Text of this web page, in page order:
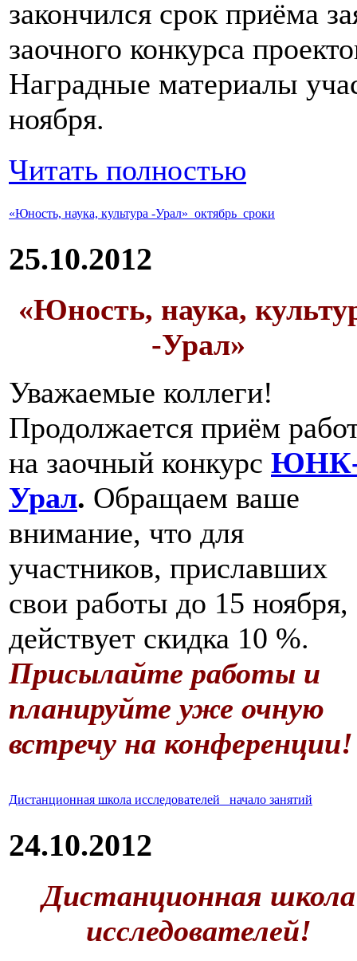
закончился срок приёма
заочного конкурса
Наградные материалы
ноября.
Читать полностью
«Юность, наука, культура -Урал»_октябрь_сроки
25.10.2012
«Юность, наука,
-Урал»
Уважаемые коллеги!
Продолжается приём
на заочный конкурс
Урал. Обращаем ваше
внимание, что для
участников, приславших
свои работы до 15 ноября,
действует скидка 10 %.
Присылайте работы и
планируйте уже очную
встречу на конференции!
Дистанционная школа исследователей _начало занятий
24.10.2012
Дистанционная школа
исследователей!